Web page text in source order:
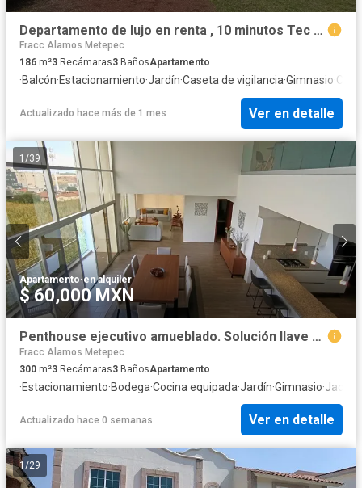
Departamento de lujo en renta , 10 minutos Tec Milenio 5 min UVM
Fracc Alamos Metepec
186 m²3 Recámaras3 BañosApartamento
·Balcón·Estacionamiento·Jardín·Caseta de vigilancia·Gimnasio·
Actualizado hace más de 1 mes Ver en detalle
1 /39
Apartamento·en alquiler
$ 60,000 MXN
Penthouse ejecutivo amueblado. Solución llave en mano para reubicación en Metep
Fracc Alamos Metepec
300 m²3 Recámaras3 BañosApartamento
·Estacionamiento·Bodega·Cocina equipada·Jardín·Gimnasio·
Actualizado hace 0 semanas Ver en detalle
1 /29